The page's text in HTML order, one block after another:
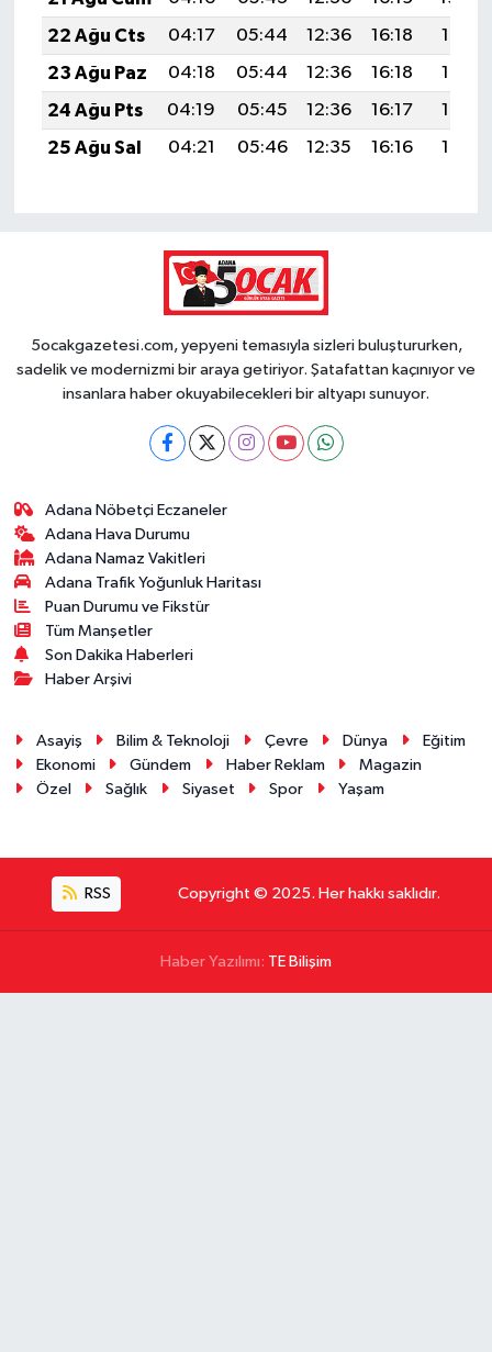
22 Ağu Cts
04:17 05:44 12:36 16:18
19:19
23 Ağu Paz
04:18 05:44 12:36 16:18
19:17
24 Ağu Pts
04:19 05:45 12:36 16:17
19:16
25 Ağu Sal
04:21 05:46 12:35 16:16 19:14
5ocakgazetesi.com, yepyeni temasıyla sizleri buluştururken,
sadelik ve modernizmi bir araya getiriyor. Şatafattan kaçınıyor ve
insanlara haber okuyabilecekleri bir altyapı sunuyor.
Adana Nöbetçi Eczaneler
Adana Hava Durumu
Adana Namaz Vakitleri
Adana Trafik Yoğunluk Haritası
Puan Durumu ve Fikstür
Tüm Manşetler
Son Dakika Haberleri
Haber Arşivi
Asayiş Bilim & Teknoloji Çevre Dünya
Eğitim
Ekonomi
Gündem Haber Reklam
Magazin
Özel
Sağlık Siyaset Spor Yaşam
RSS Copyright © 2025. Her hakkı saklıdır.
Haber Yazılımı: TE Bilişim